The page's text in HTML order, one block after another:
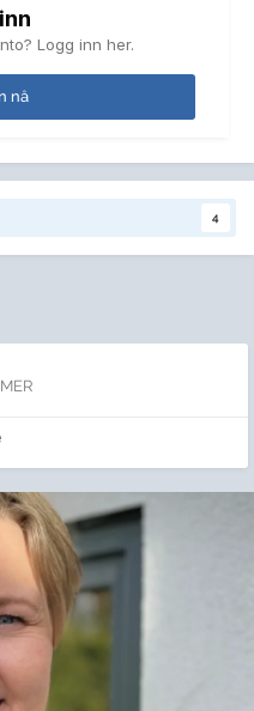
Logg inn her.
nå
4